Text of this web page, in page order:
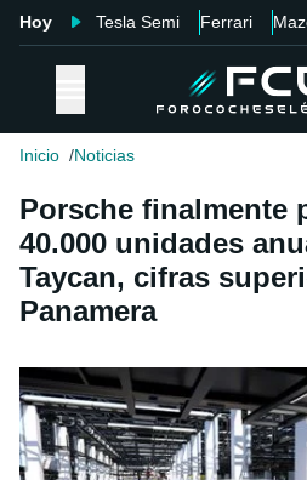
Hoy Tesla Semi Ferrari
Inicio Noticias
Porsche finalmente
40.000 unidades
Taycan, cifras
Panamera